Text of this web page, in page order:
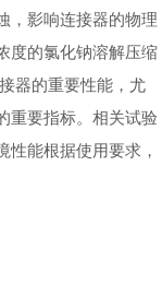
，影响连接器的物理
度的氯化钠溶解压缩
器的重要性能，尤
重要指标。相关试验
能根据使用要求，